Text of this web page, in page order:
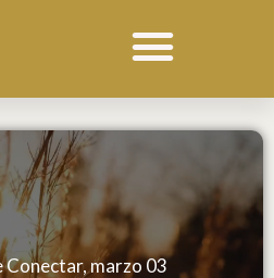
Conectar, marzo 03